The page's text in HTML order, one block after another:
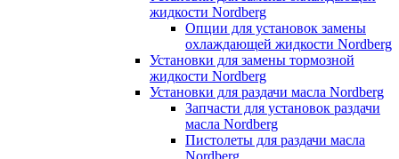
жидкости Nordberg
Опции для установок замены
охлаждающей жидкости Nordberg
Установки для замены тормозной
жидкости Nordberg
Установки для раздачи масла Nordberg
Запчасти для установок раздачи
масла Nordberg
Пистолеты для раздачи масла
Nordberg